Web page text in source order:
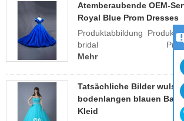
Atemberaubende OEM-
Royal Blue Prom Dresses
Produktabbildung
bridal
Mehr
Tatsächliche Bilder
bodenlangen blauen
Kleid